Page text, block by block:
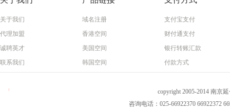
关于我们
代理加盟
诚聘英才
联系我们
域名注册
香港空间
美国空间
韩国空间
支付宝支付
财付通支付
银行转账汇款
付款方式
copyright 2005-2014 南京
咨询电话：025-66922370 66922372